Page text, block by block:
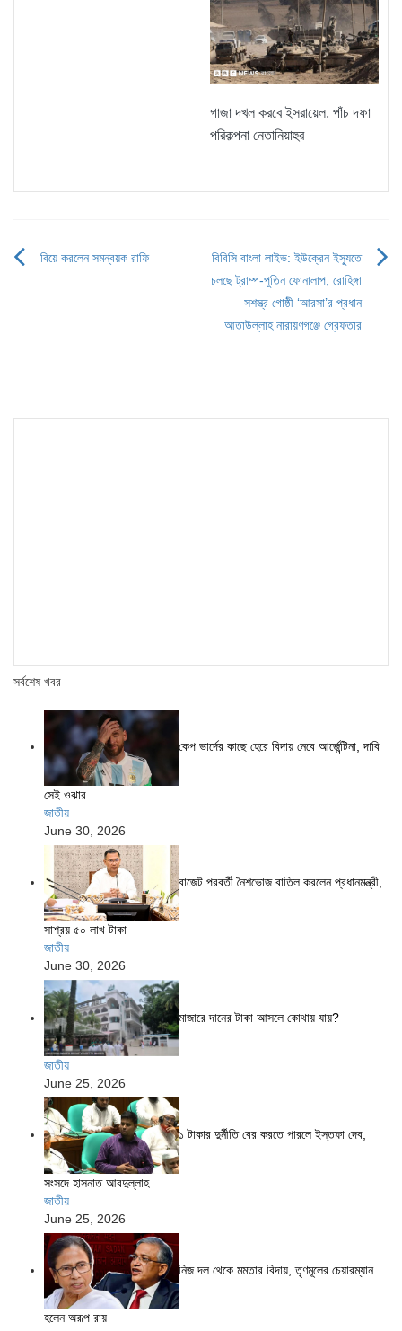
গাজা দখল করবে ইসরায়েল, পাঁচ দফা
পরিকল্পনা নেতানিয়াহুর
বিয়ে করলেন সমন্বয়ক রাফি
বিবিসি বাংলা লাইভ: ইউক্রেন ইস্যুতে
চলছে ট্রাম্প-পুতিন ফোনালাপ, রোহিঙ্গা
সশস্ত্র গোষ্ঠী ‘আরসা’র প্রধান
আতাউল্লাহ নারায়ণগঞ্জে গ্রেফতার
সর্বশেষ খবর
কেপ ভার্দের কাছে হেরে বিদায় নেবে আর্জেন্টিনা, দাবি
সেই ওঝার
জাতীয়
June 30, 2026
বাজেট পরবর্তী নৈশভোজ বাতিল করলেন প্রধানমন্ত্রী,
সাশ্রয় ৫০ লাখ টাকা
জাতীয়
June 30, 2026
মাজারে দানের টাকা আসলে কোথায় যায়?
জাতীয়
June 25, 2026
১ টাকার দুর্নীতি বের করতে পারলে ইস্তফা দেব,
সংসদে হাসনাত আবদুল্লাহ
জাতীয়
June 25, 2026
নিজ দল থেকে মমতার বিদায়, তৃণমূলের চেয়ারম্যান
হলেন অরূপ রায়